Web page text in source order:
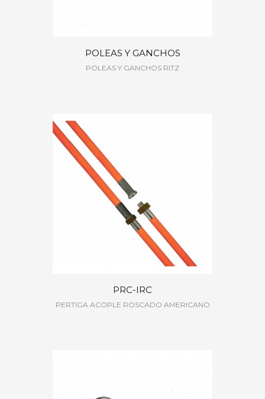
POLEAS Y GANCHOS
POLEAS Y GANCHOS RITZ
PRC-IRC
PERTIGA ACOPLE ROSCADO AMERICANO